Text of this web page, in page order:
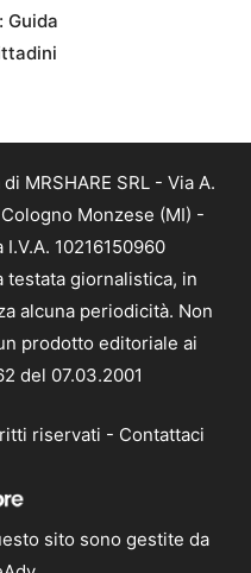
Guida
MRSHARE SRL - Via A.
Monzese (MI) -
10216150960
testata giornalistica, in
alcuna periodicità. Non
prodotto editoriale ai
del 07.03.2001
riservati - Contattaci
sito sono gestite da